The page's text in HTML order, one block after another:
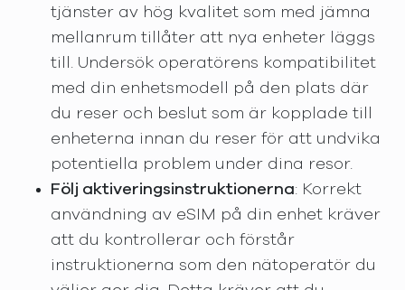
tjänster av hög kvalitet som med jämna
mellanrum tillåter att nya enheter läggs
till. Undersök operatörens kompatibilitet
med din enhetsmodell på den plats där
du reser och beslut som är kopplade till
enheterna innan du reser för att undvika
potentiella problem under dina resor.
Följ aktiveringsinstruktionerna: Korrekt
användning av eSIM på din enhet kräver
att du kontrollerar och förstår
instruktionerna som den nätoperatör du